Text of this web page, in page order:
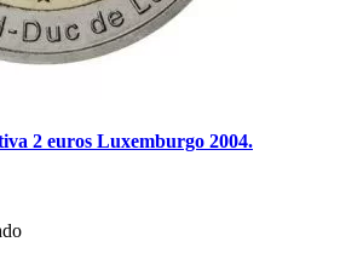
2 euros Luxemburgo 2004.